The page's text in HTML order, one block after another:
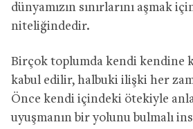
dünyamızın sınırlarını aşmak
niteliğindedir.
Birçok toplumda kendi kendine
kabul edilir, halbuki ilişki her
Önce kendi içindeki ötekiyle
uyuşmanın bir yolunu bulmalı